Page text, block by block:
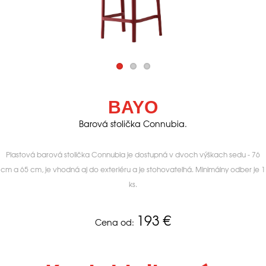
BAYO
Barová stolička Connubia.
Plastová barová stolička Connubia je dostupná v dvoch výškach sedu - 76
cm a 65 cm, je vhodná aj do exteriéru a je stohovateľná. Minimálny odber je 1
ks.
Cena od: 193€